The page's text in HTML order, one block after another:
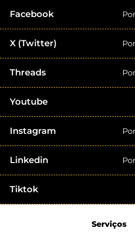
Facebook
X (Twitter)
Threads
Youtube
Instagram
Linkedin
Tiktok
Serviços